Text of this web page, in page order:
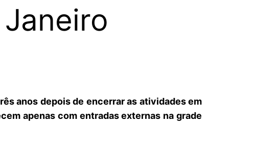
anos depois de encerrar as atividades em
apenas com entradas externas na grade